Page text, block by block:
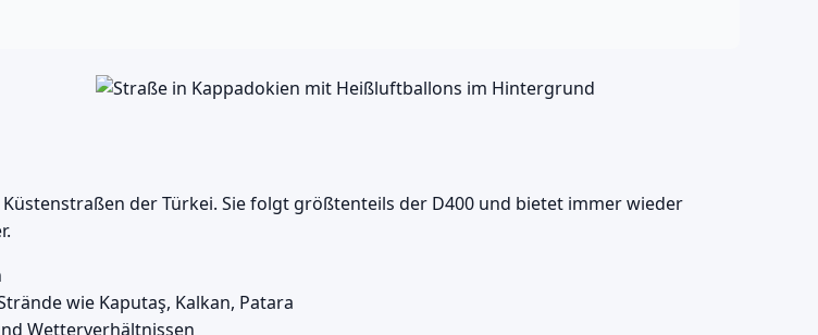
der Türkei. Sie folgt größtenteils der D400 und bietet immer wieder
wie Kaputaş, Kalkan, Patara
Wetterverhältnissen